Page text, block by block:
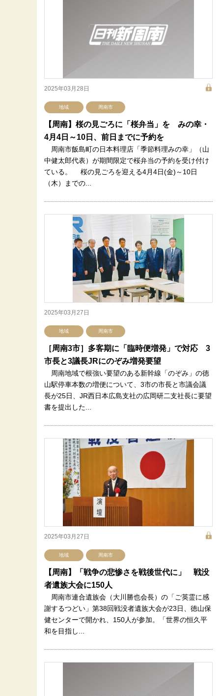
2025年03月28日
地域 周南市
【周南】桜の見ごろに「桜弁当」を みの幸・
4月4日～10日、前日までに予約を
周南市飯島町の日本料理店「季節料理みの幸」（山
中健太郎代表）が期間限定で桜弁当の予約を受け付け
ている。 桜の見ごろを迎える4月4日(金)～10日
（木）までの...
2025年03月27日
地域 周南市
［周南3市］多客期に「臨時便増発」で対応 3
市長と3議長JRにのぞみ増発要望
周南地域で根強い要望のある新幹線「のぞみ」の徳
山駅停車本数の増便について、3市の市長と市議会議
長が25日、JR西日本広島支社の広岡研二支社長に要望
書を提出した...
2025年03月27日
地域 周南市
【周南】「戦争の悲惨さを戦後世代に」 戦没
者遺族大会に150人
周南市連合遺族会（大川勝也会長）の「ご英霊に感
謝するつどい」第38回戦没者遺族大会が23日、徳山保
健センターで開かれ、150人が参加。「世界の恒久平
和を目指し...